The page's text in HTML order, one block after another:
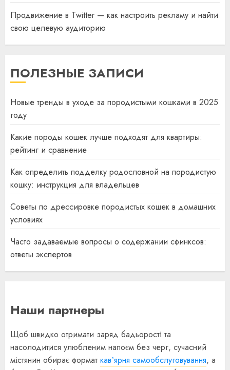
Продвижение в Twitter — как настроить рекламу и найти
свою целевую аудиторию
ПОЛЕЗНЫЕ ЗАПИСИ
Новые тренды в уходе за породистыми кошками в 2025
году
Какие породы кошек лучше подходят для квартиры:
рейтинг и сравнение
Как определить подделку родословной на породистую
кошку: инструкция для владельцев
Советы по дрессировке породистых кошек в домашних
условиях
Часто задаваемые вопросы о содержании сфинксов:
ответы экспертов
Наши партнеры
Щоб швидко отримати заряд бадьорості та
насолодитися улюбленим напоєм без черг, сучасний
містянин обирає формат кавʼярня самообслуговування, а